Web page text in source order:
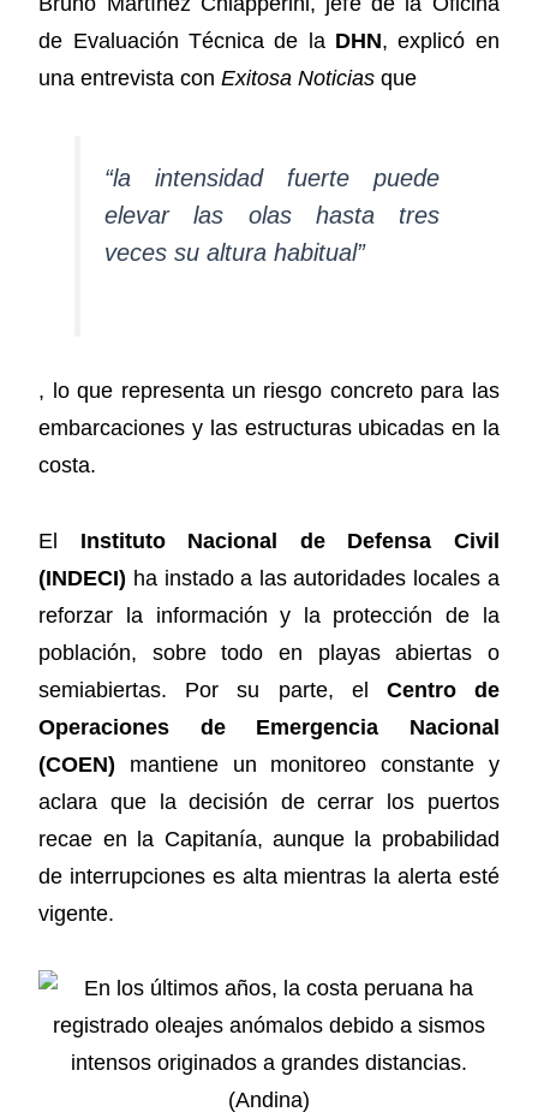
de Evaluación Técnica de la DHN, explicó en
una entrevista conExitosa Noticias que
“la intensidad fuerte puede
elevar las olas hasta tres
veces su altura habitual”
, lo que representa un riesgo concreto para las
embarcaciones y las estructuras ubicadas en la
costa.
El Instituto Nacional de Defensa Civil
(INDECI) ha instado a las autoridades locales a
reforzar la información y la protección de la
población, sobre todo en playas abiertas o
semiabiertas. Por su parte, el Centro de
Operaciones de Emergencia Nacional
(COEN) mantiene un monitoreo constante y
aclara que la decisión de cerrar los puertos
recae en la Capitanía, aunque la probabilidad
de interrupciones es alta mientras la alerta esté
vigente.